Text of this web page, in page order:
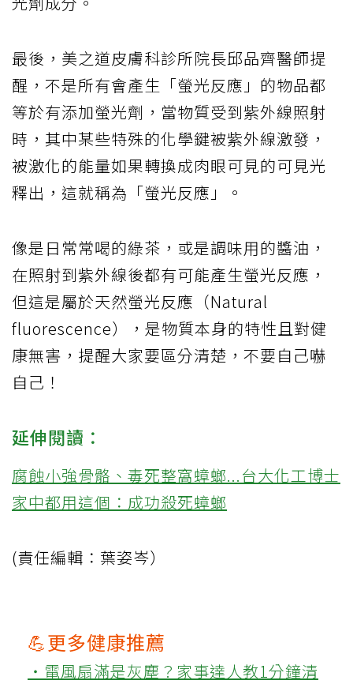
最後，美之道皮膚科診所院長邱品齊醫師提
醒，不是所有會產生「螢光反應」的物品都
等於有添加螢光劑，當物質受到紫外線照射
時，其中某些特殊的化學鍵被紫外線激發，
被激化的能量如果轉換成肉眼可見的可見光
釋出，這就稱為「螢光反應」。
像是日常常喝的綠茶，或是調味用的醬油，
在照射到紫外線後都有可能產生螢光反應，
但這是屬於天然螢光反應（Natural
fluorescence），是物質本身的特性且對健
康無害，提醒大家要區分清楚，不要自己嚇
自己！
延伸閱讀：
腐蝕小強骨骼、毒死整窩蟑螂...台大化工博士
家中都用這個：成功殺死蟑螂
(責任編輯：葉姿岑）
💪更多健康推薦
‧電風扇滿是灰塵？家事達人教1分鐘清